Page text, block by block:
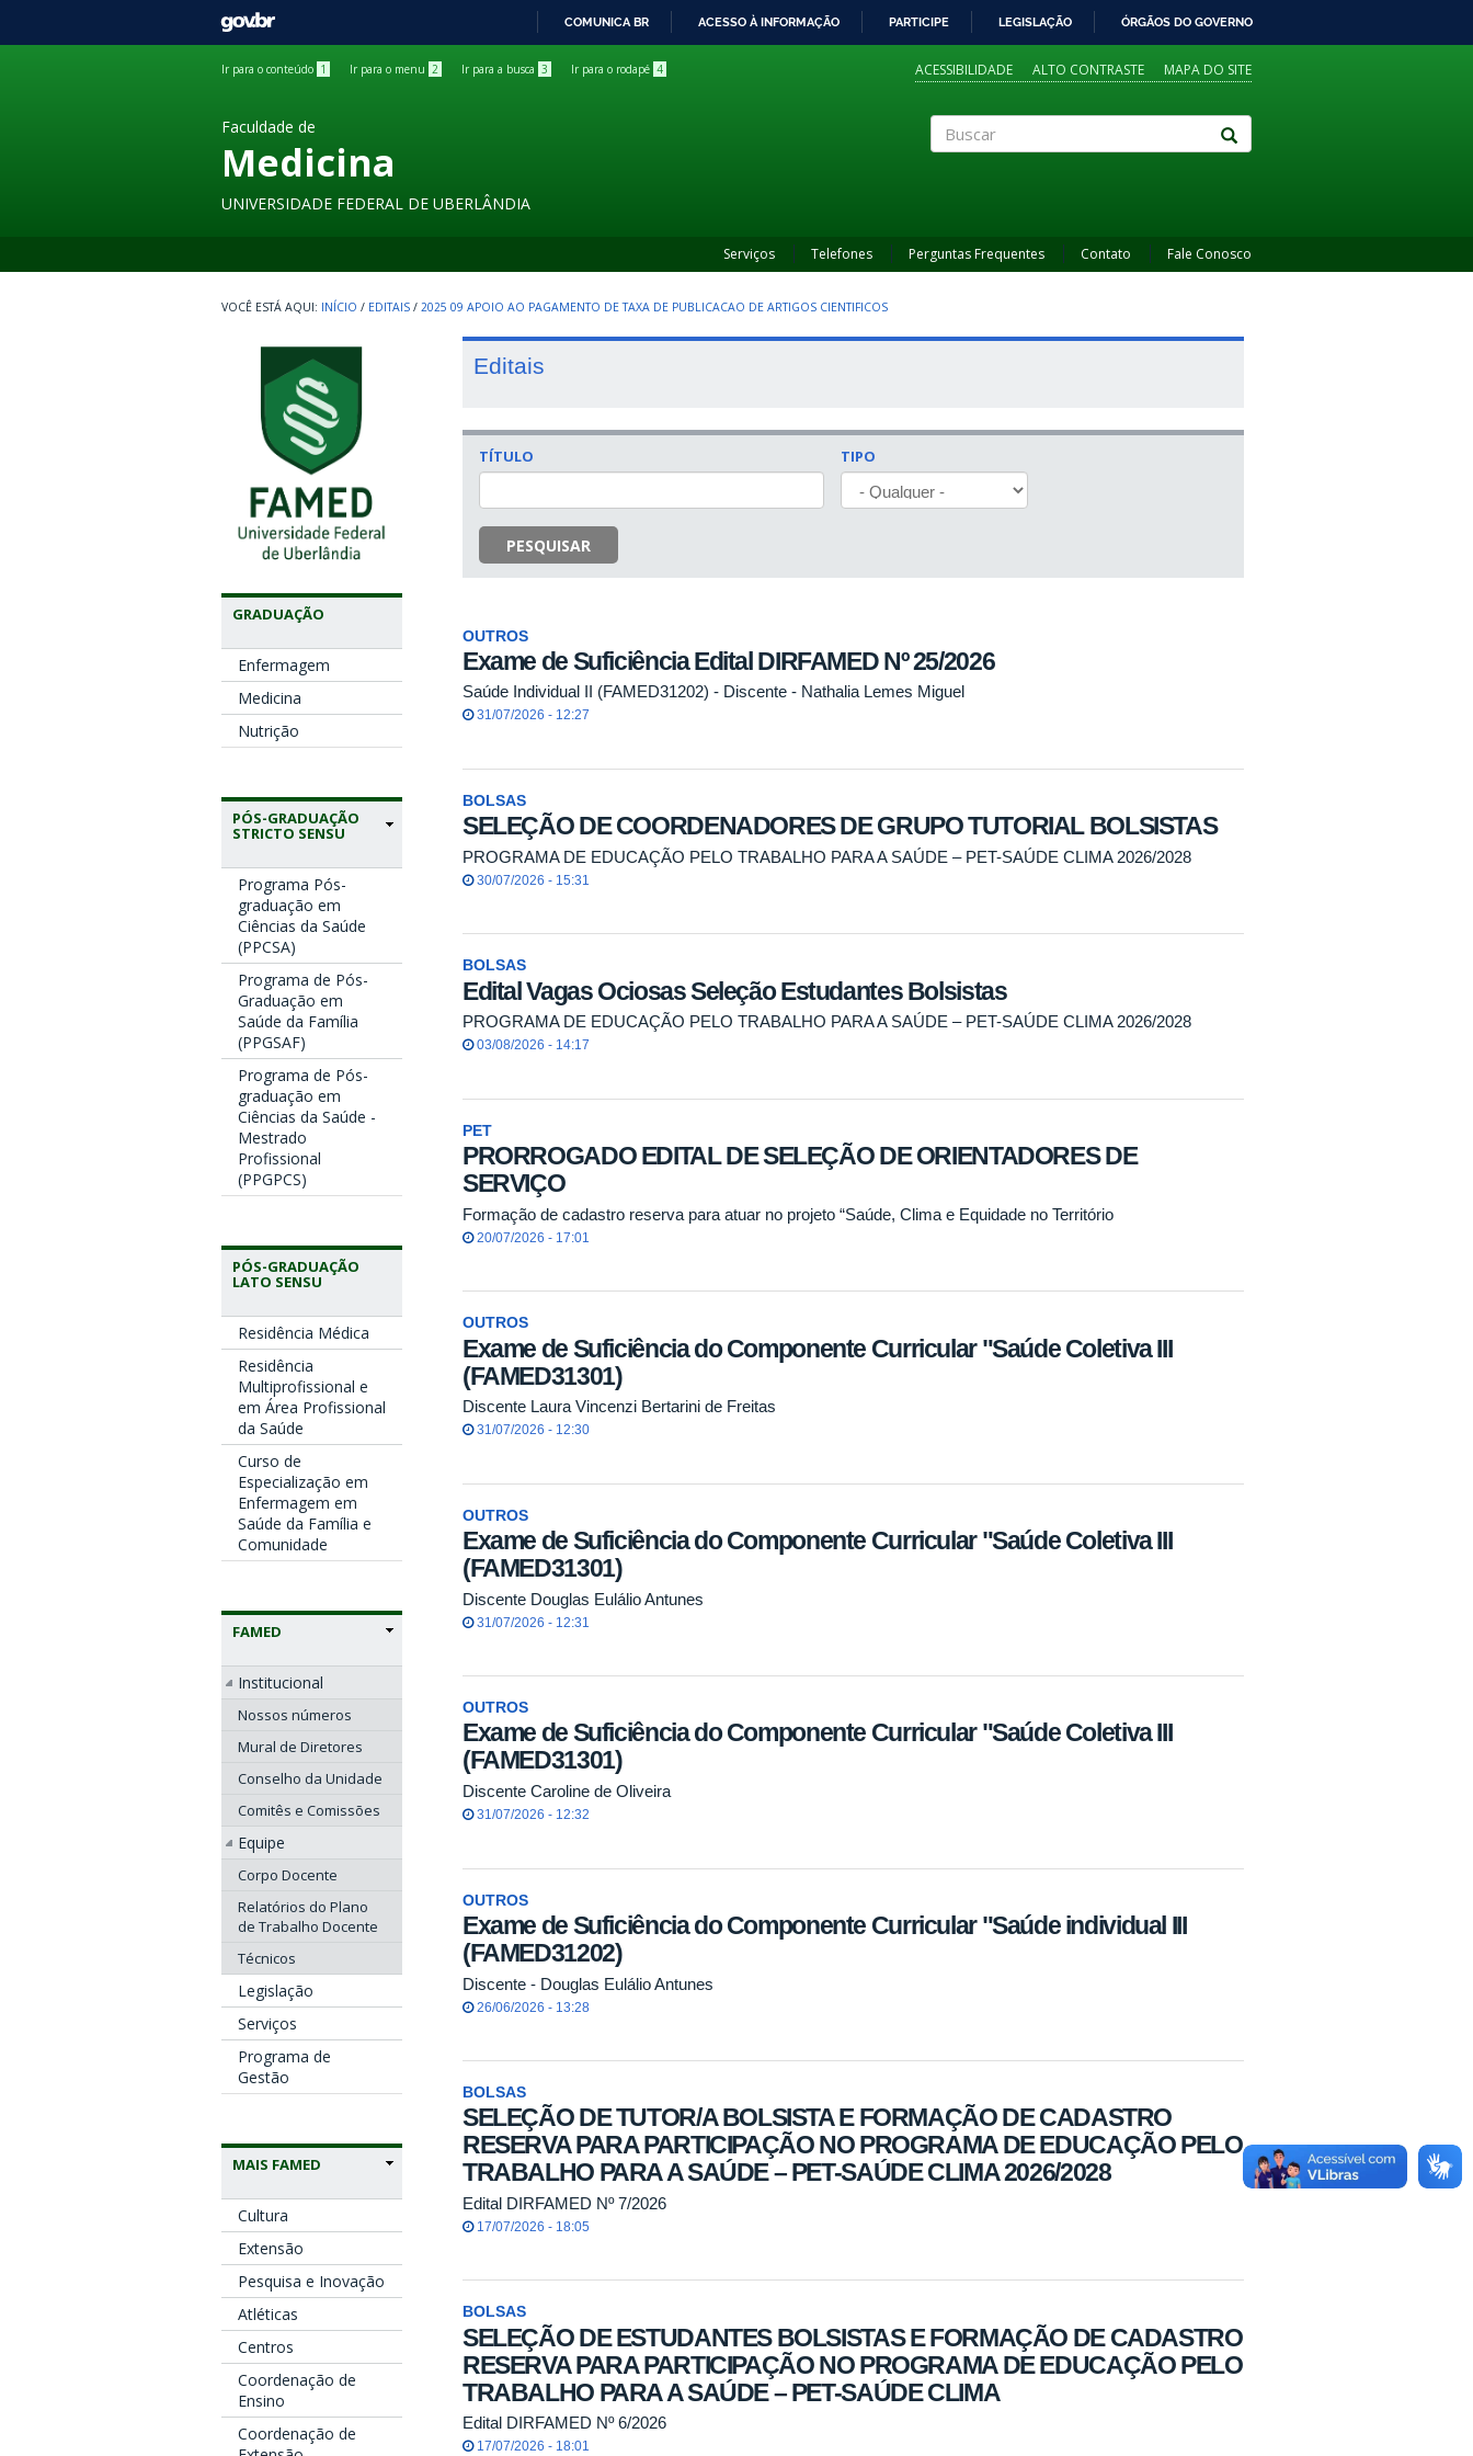
GOVBR
COMUNICA BR ACESSO À INFORMAÇÃO PARTICIPE LEGISLAÇÃO ÓRGÃOS DO GOVERNO
Ir para o conteúdo 1 Ir para o menu 2 Ir para a busca 3 Ir para o rodapé 4 ACESSIBILIDADE ALTO CONTRASTE MAPA DO SITE
Faculdade de
Medicina
UNIVERSIDADE FEDERAL DE UBERLÂNDIA
Serviços Telefones Perguntas Frequentes Contato Fale Conosco
INÍCIO / EDITAIS / 2025 09 APOIO AO PAGAMENTO DE TAXA DE PUBLICACAO DE ARTIGOS CIENTIFICOS
GRADUAÇÃO
Enfermagem
Medicina
Nutrição
PÓS-GRADUAÇÃO
STRICTO SENSU
Programa Pós-
graduação em
Ciências da Saúde
(PPCSA)
Programa de Pós-
Graduação em
Saúde da Família
(PPGSAF)
Programa de Pós-
graduação em
Ciências da Saúde -
Mestrado
Profissional
(PPGPCS)
PÓS-GRADUAÇÃO
LATO SENSU
Residência Médica
Residência
Multiprofissional e
em Área Profissional
da Saúde
Curso de
Especialização em
Enfermagem em
Saúde da Família e
Comunidade
FAMED
Institucional
Nossos números
Mural de Diretores
Conselho da Unidade
Comitês e Comissões
Equipe
Corpo Docente
Relatórios do Plano
de Trabalho Docente
Técnicos
Legislação
Serviços
Programa de
Gestão
MAIS FAMED
Cultura
Extensão
Pesquisa e Inovação
Atléticas
Centros
Coordenação de
Ensino
Coordenação de
Editais
TÍTULO TIPO
PESQUISAR
OUTROS
Exame de Suficiência Edital DIRFAMED Nº 25/2026
Saúde Individual II (FAMED31202) - Discente - Nathalia Lemes Miguel
31/07/2026 - 12:27
BOLSAS
SELEÇÃO DE COORDENADORES DE GRUPO TUTORIAL BOLSISTAS
PROGRAMA DE EDUCAÇÃO PELO TRABALHO PARA A SAÚDE – PET-SAÚDE CLIMA 2026/2028
30/07/2026 - 15:31
BOLSAS
Edital Vagas Ociosas Seleção Estudantes Bolsistas
PROGRAMA DE EDUCAÇÃO PELO TRABALHO PARA A SAÚDE – PET-SAÚDE CLIMA 2026/2028
03/08/2026 - 14:17
PET
PRORROGADO EDITAL DE SELEÇÃO DE ORIENTADORES DE
SERVIÇO
Formação de cadastro reserva para atuar no projeto “Saúde, Clima e Equidade no Território
20/07/2026 - 17:01
OUTROS
Exame de Suficiência do Componente Curricular "Saúde Coletiva III
(FAMED31301)
Discente Laura Vincenzi Bertarini de Freitas
31/07/2026 - 12:30
OUTROS
Exame de Suficiência do Componente Curricular "Saúde Coletiva III
(FAMED31301)
Discente Douglas Eulálio Antunes
31/07/2026 - 12:31
OUTROS
Exame de Suficiência do Componente Curricular "Saúde Coletiva III
(FAMED31301)
Discente Caroline de Oliveira
31/07/2026 - 12:32
OUTROS
Exame de Suficiência do Componente Curricular "Saúde individual III
(FAMED31202)
Discente - Douglas Eulálio Antunes
26/06/2026 - 13:28
BOLSAS
SELEÇÃO DE TUTOR/A BOLSISTA E FORMAÇÃO DE CADASTRO
RESERVA PARA PARTICIPAÇÃO NO PROGRAMA DE EDUCAÇÃO PELO
TRABALHO PARA A SAÚDE – PET-SAÚDE CLIMA 2026/2028
Edital DIRFAMED Nº 7/2026
17/07/2026 - 18:05
BOLSAS
SELEÇÃO DE ESTUDANTES BOLSISTAS E FORMAÇÃO DE CADASTRO
RESERVA PARA PARTICIPAÇÃO NO PROGRAMA DE EDUCAÇÃO PELO
TRABALHO PARA A SAÚDE – PET-SAÚDE CLIMA
Edital DIRFAMED Nº 6/2026
17/07/2026 - 18:01